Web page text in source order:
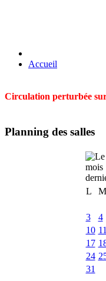
Accueil
Circulation perturbée
Planning des salles
L
3
4
10 11
17
24
31